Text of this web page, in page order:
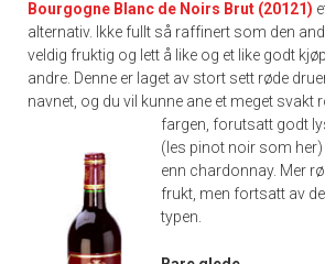
Bourgogne Blanc de Noirs Brut (20121)
alternativ. Ikke fullt så raffinert som den
veldig fruktig og lett å like og et like godt
andre. Denne er laget av stort sett røde
navnet, og du vil kunne ane et meget svakt
fargen, forutsatt godt
(les pinot noir som her)
enn chardonnay. Mer
frukt, men fortsatt av
typen.